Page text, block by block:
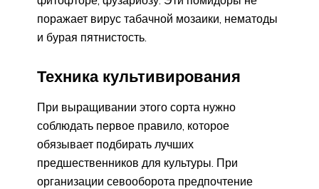
поражает вирус табачной мозаики, нематоды
и бурая пятнистость.
Техника культивирования
При выращивании этого сорта нужно
соблюдать первое правило, которое
обязывает подбирать лучших
предшественников для культуры. При
организации севооборота предпочтение